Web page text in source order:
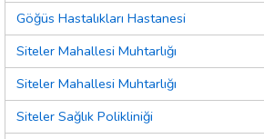
Göğüs Hastalıkları Hastanesi
Siteler Mahallesi Muhtarlığı
Siteler Mahallesi Muhtarlığı
Siteler Sağlık Polikliniği